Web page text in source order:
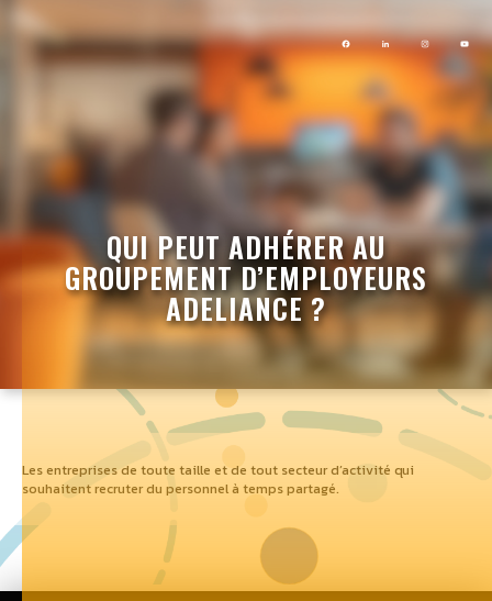
QUI PEUT ADHÉRER AU
GROUPEMENT D’EMPLOYEURS
ADELIANCE ?
Les entreprises de toute taille et de tout secteur d’activité qui
souhaitent recruter du personnel à temps partagé.